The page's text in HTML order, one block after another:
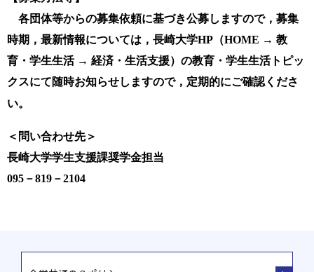
各団体等からの募集依頼に基づき公募しますので，募集
時期，最新情報については，長崎大学HP （HOME → 教
育・学生生活 → 経済・生活支援）の教育・学生生活トピッ
クスにて随時お知らせしますので，定期的にご確認くださ
い。
＜問い合わせ先＞
長崎大学学生支援課奨学金担当
095 －819 －2104